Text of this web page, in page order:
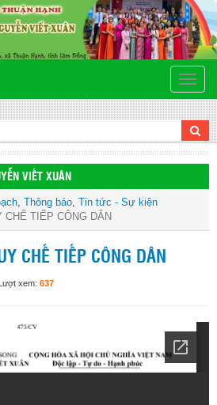
Toggle
VIẾT XUÂN
Thông báo Tin tức - Sự kiện
TIẾP CÔNG DÂN
CHẾ TIẾP CÔNG DÂN
xem: 637